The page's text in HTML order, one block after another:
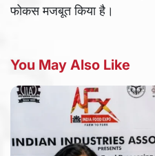
फोकस मजबूत किया है।
You May Also Like